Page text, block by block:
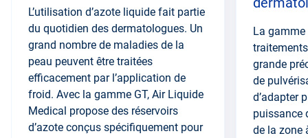
L’utilisation d’azote liquide fait partie
du quotidien des dermatologues. Un
grand nombre de maladies de la
peau peuvent être traitées
efficacement par l’application de
froid. Avec la gamme GT, Air Liquide
Medical propose des réservoirs
d’azote conçus spécifiquement pour
La gamme
grande
de
d’adapter
puissance
de la zone